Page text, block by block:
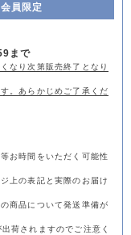
員限定
まで
なり次第販売終了となり
。あらかじめご了承くだ
お時間をいただく可能性
上の表記と実際のお届け
商品について発送準備が
荷されますのでご注意く